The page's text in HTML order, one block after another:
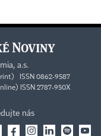
a.s.
ISSN 0862-9587
ISSN 2787-950X
nás